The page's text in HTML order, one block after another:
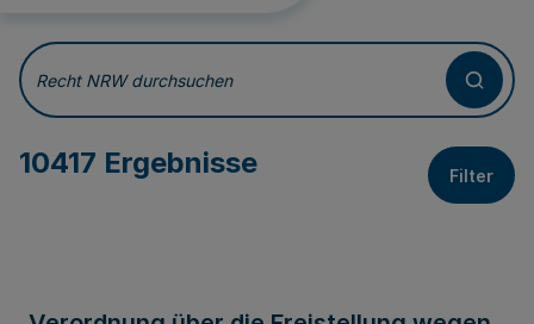
Suchergebnisse
Recht NRW durchsuchen
10417 Ergebnisse Filter